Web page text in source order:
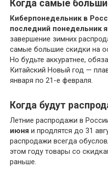
Когда самые
Киберпонедельник в
последний понедельник
завершение зимних
самые большие скидки на
Но будьте аккуратнее,
Китайский Новый год —
января по 21-е февраля.
Когда будут
Летние распродажи в
июня и продлятся до 31
распродажи всегда
этом году товары со
раньше.